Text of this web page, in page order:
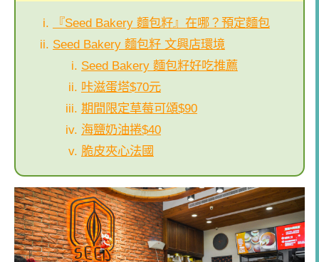
『Seed Bakery 麵包籽』在哪？預定麵包
Seed Bakery 麵包籽 文興店環境
Seed Bakery 麵包籽好吃推薦
咔滋蛋塔$70元
期間限定草莓可頌$90
海鹽奶油捲$40
脆皮夾心法國